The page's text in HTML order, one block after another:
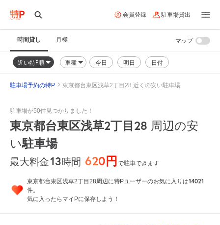
会員登録 駐車場貸出
時間貸し 月極
近い特P順 車種 今日 明日 日付
マップ
駐車場予約の特P 東京都台東区浅草2丁目28 近くの安い駐車場
駐車場が50件見つかりました！
東京都台東区浅草2丁目28 周辺の安
い駐車場
最大料金13時間 620円で駐車できます
東京都台東区浅草2丁目28周辺に特Pユーザーのお気に入りは14021
件。
気に入ったらマイPに保存しよう！